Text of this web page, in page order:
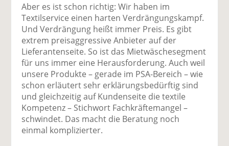
Aber es ist schon richtig: Wir haben im
Textilservice einen harten Verdrängungskampf.
Und Verdrängung heißt immer Preis. Es gibt
extrem preisaggressive Anbieter auf der
Lieferanten­seite. So ist das Mietwäschesegment
für uns immer eine Herausforderung. Auch weil
unsere Produkte – gerade im PSA-Bereich – wie
schon erläutert sehr erklärungsbedürftig sind
und gleichzeitig auf Kundenseite die textile
Kompetenz – Stichwort Fachkräftemangel –
schwindet. Das macht die Beratung noch
einmal komplizierter.